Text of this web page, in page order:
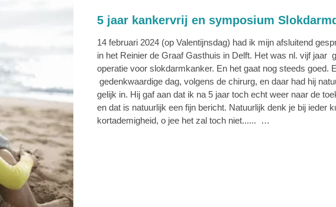
5 jaar kankervrij en symposium
14 februari 2024 (op Valentijnsdag) had ik mijn afsluitend
in het Reinier de Graaf Gasthuis in Delft. Het was nl. vijf jaar
operatie voor slokdarmkanker. En het gaat nog steeds goed.
gedenkwaardige dag, volgens de chirurg, en daar had hij
gelijk in. Hij gaf aan dat ik na 5 jaar toch echt weer naar de
en dat is natuurlijk een fijn bericht. Natuurlijk denk je bij ieder
kortademigheid, o jee het zal toch niet...... …